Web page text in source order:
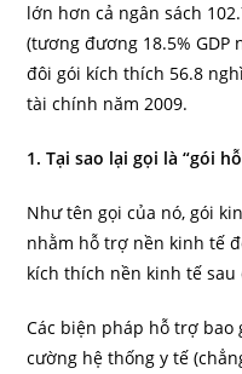
lớn hơn cả ngân sách
(tương đương 18.5% GDP
đôi gói kích thích 56.8
tài chính năm 2009.
1. Tại sao lại gọi là “gói
Như tên gọi của nó, gói
nhằm hỗ trợ nền kinh tế
kích thích nền kinh tế sau
Các biện pháp hỗ trợ bao
cường hệ thống y tế